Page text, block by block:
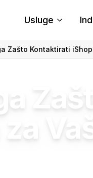
Usluge
Zašto Kontaktirati